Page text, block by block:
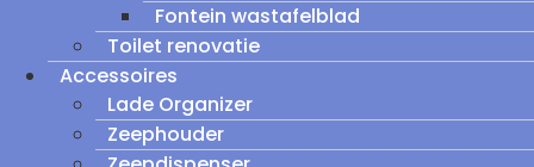
Fontein wastafelblad
Toilet renovatie
Accessoires
Lade Organizer
Zeephouder